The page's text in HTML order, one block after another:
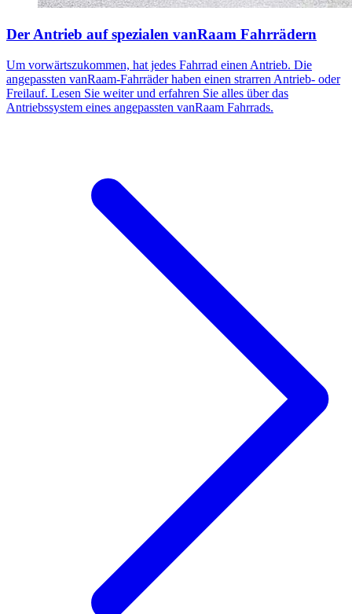
Der Antrieb auf spezialen vanRaam Fahrrädern
Um vorwärtszukommen, hat jedes Fahrrad einen Antrieb. Die
angepassten vanRaam-Fahrräder haben einen strarren Antrieb- oder
Freilauf. Lesen Sie weiter und erfahren Sie alles über das
Antriebssystem eines angepassten vanRaam Fahrrads.